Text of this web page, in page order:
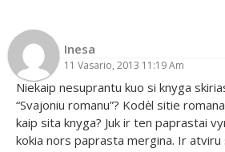
Inesa
11 Vasario, 2013 11:19 Am
Niekaip nesuprantu kuo si knyga
“Svajoniu romanu”? Kodėl sitie
kaip sita knyga? Juk ir ten paprastai
kokia nors paprasta mergina. Ir atviru